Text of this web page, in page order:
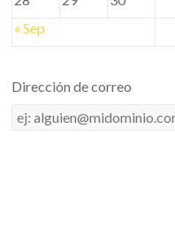
« Sep
Dirección de correo
Dirección
de